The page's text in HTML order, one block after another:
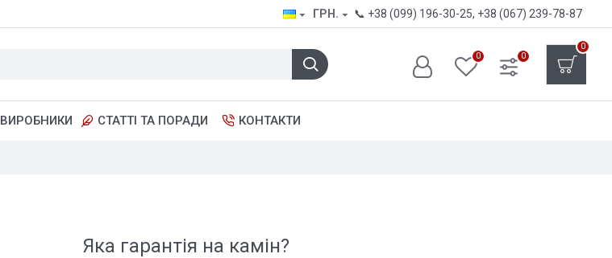
ГРН. 📞 +38 (099) 196-30-25, +38 (067) 239-78-87
0 0
0
ВИРОБНИКИ СТАТТІ ТА ПОРАДИ КОНТАКТИ
Яка гарантія на камін?